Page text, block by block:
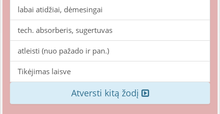
labai atidžiai, dėmesingai
tech. absorberis, sugertuvas
atleisti (nuo pažado ir pan.)
Tikėjimas laisve
Atversti kitą žodį